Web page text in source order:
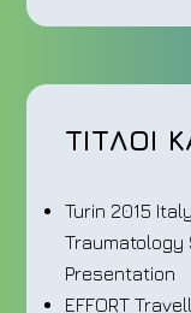
ΤΙΤΛΟΙ
Turin 2015
Traumatology
Presentation
EFFORT